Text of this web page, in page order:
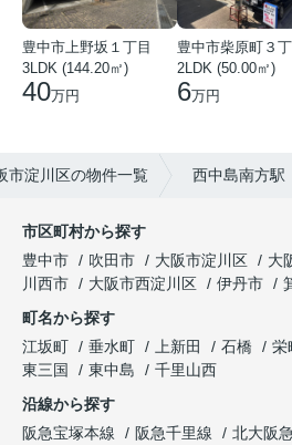
豊中市上野坂１丁目
3LDK (144.20㎡)
40万円
豊中市柴原町３
2LDK (50.00㎡)
6万円
市淀川区の物件一覧 西中島南方駅
市区町村から探す
豊中市
吹田市 大阪市淀川区 大
川西市
大阪市西淀川区 伊丹市
町名から探す
江坂町
垂水町 上新田 石橋 栄
東三国
東中島
千里山西
沿線から探す
阪急宝塚本線
阪急千里線
北大阪